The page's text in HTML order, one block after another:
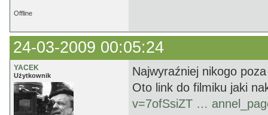
Offline
24-03-2009 00:05:24
YACEK
Użytkownik
Najwyraźniej nikogo
Oto link do filmiku jaki
v=7ofSsiZT …